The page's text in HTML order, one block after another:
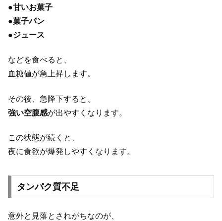
●甘いお菓子
●菓子パン
●ジュース
などを食べると、
血糖値が急上昇します。
その後、急降下すると、
強い空腹感が出やすくなります。
この状態が続くと、
夜に食欲が爆発しやすくなります。
タンパク質不足
意外と見落とされがちなのが、